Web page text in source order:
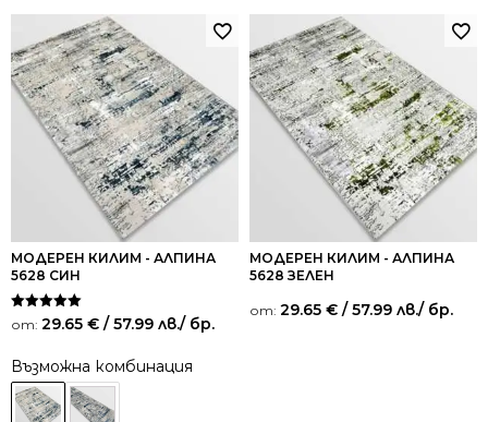
МОДЕРЕН КИЛИМ - АЛПИНА
5628 СИН
Оценено на
5.00
от: 29.65 € / 57.99 лв./ бр.
Възможна комбинация
МОДЕРЕН КИЛИМ - АЛПИНА
5628 ЗЕЛЕН
от: 29.65 € / 57.99 лв./ бр.